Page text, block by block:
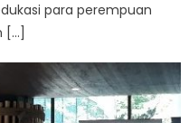
para perempuan